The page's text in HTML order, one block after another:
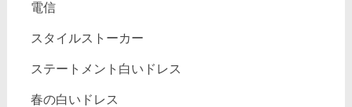
電信
スタイルストーカー
ステートメント白いドレス
春の白いドレス